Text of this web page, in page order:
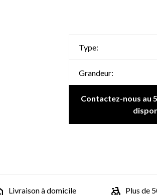
Type:
Grandeur:
Contactez-nous au
Livraison à domicile Plus de